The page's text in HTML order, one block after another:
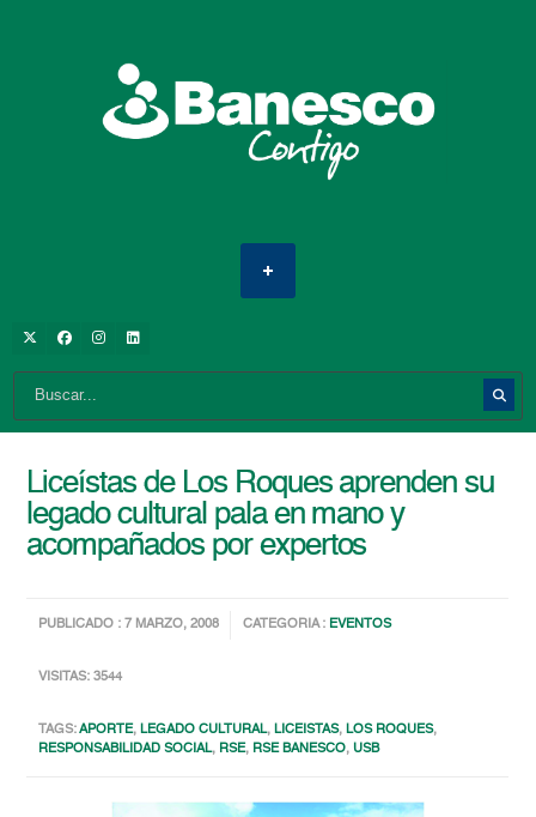
Liceístas de Los Roques aprenden su
legado cultural pala en mano y
acompañados por expertos
PUBLICADO : 7 MARZO, 2008 CATEGORIA : EVENTOS
VISITAS: 3544
TAGS:APORTE,LEGADO CULTURAL,LICEISTAS,LOS ROQUES,
RESPONSABILIDAD SOCIAL, RSE, RSE BANESCO,USB